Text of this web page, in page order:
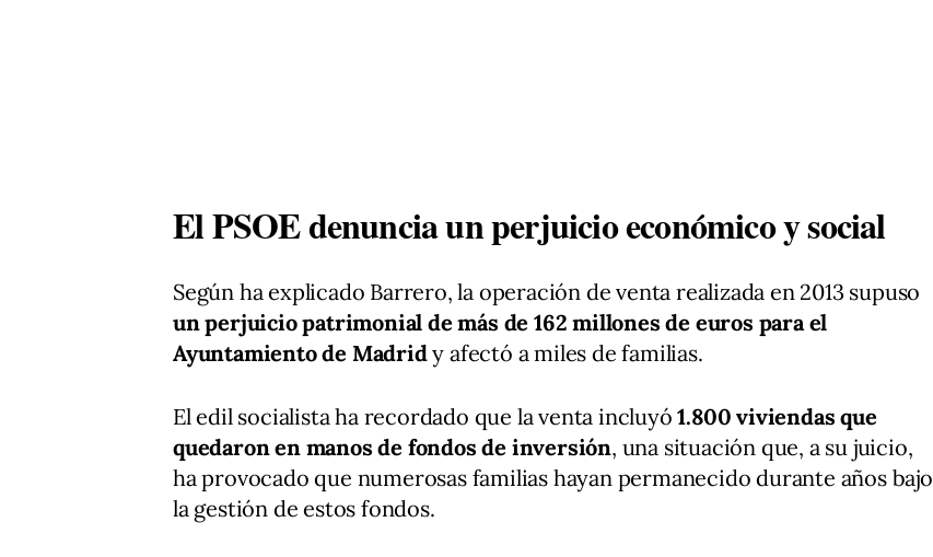
El PSOE denuncia un perjuicio económico y social
Según ha explicado Barrero, la operación de venta realizada en 2013 supuso
un perjuicio patrimonial de más de 162 millones de euros para el
Ayuntamiento de Madridy afectó a miles de familias.
El edil socialista ha recordado que la venta incluyó1.800 viviendas que
quedaron en manos de fondos de inversión, una situación que, a su juicio,
ha provocado que numerosas familias hayan permanecido durante años bajo
la gestión de estos fondos.